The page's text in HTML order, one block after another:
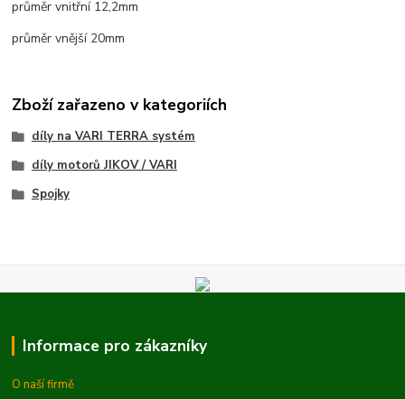
průměr vnitřní 12,2mm
průměr vnější 20mm
Zboží zařazeno v kategoriích
díly na VARI TERRA systém
díly motorů JIKOV / VARI
Spojky
Informace pro zákazníky
O naší firmě